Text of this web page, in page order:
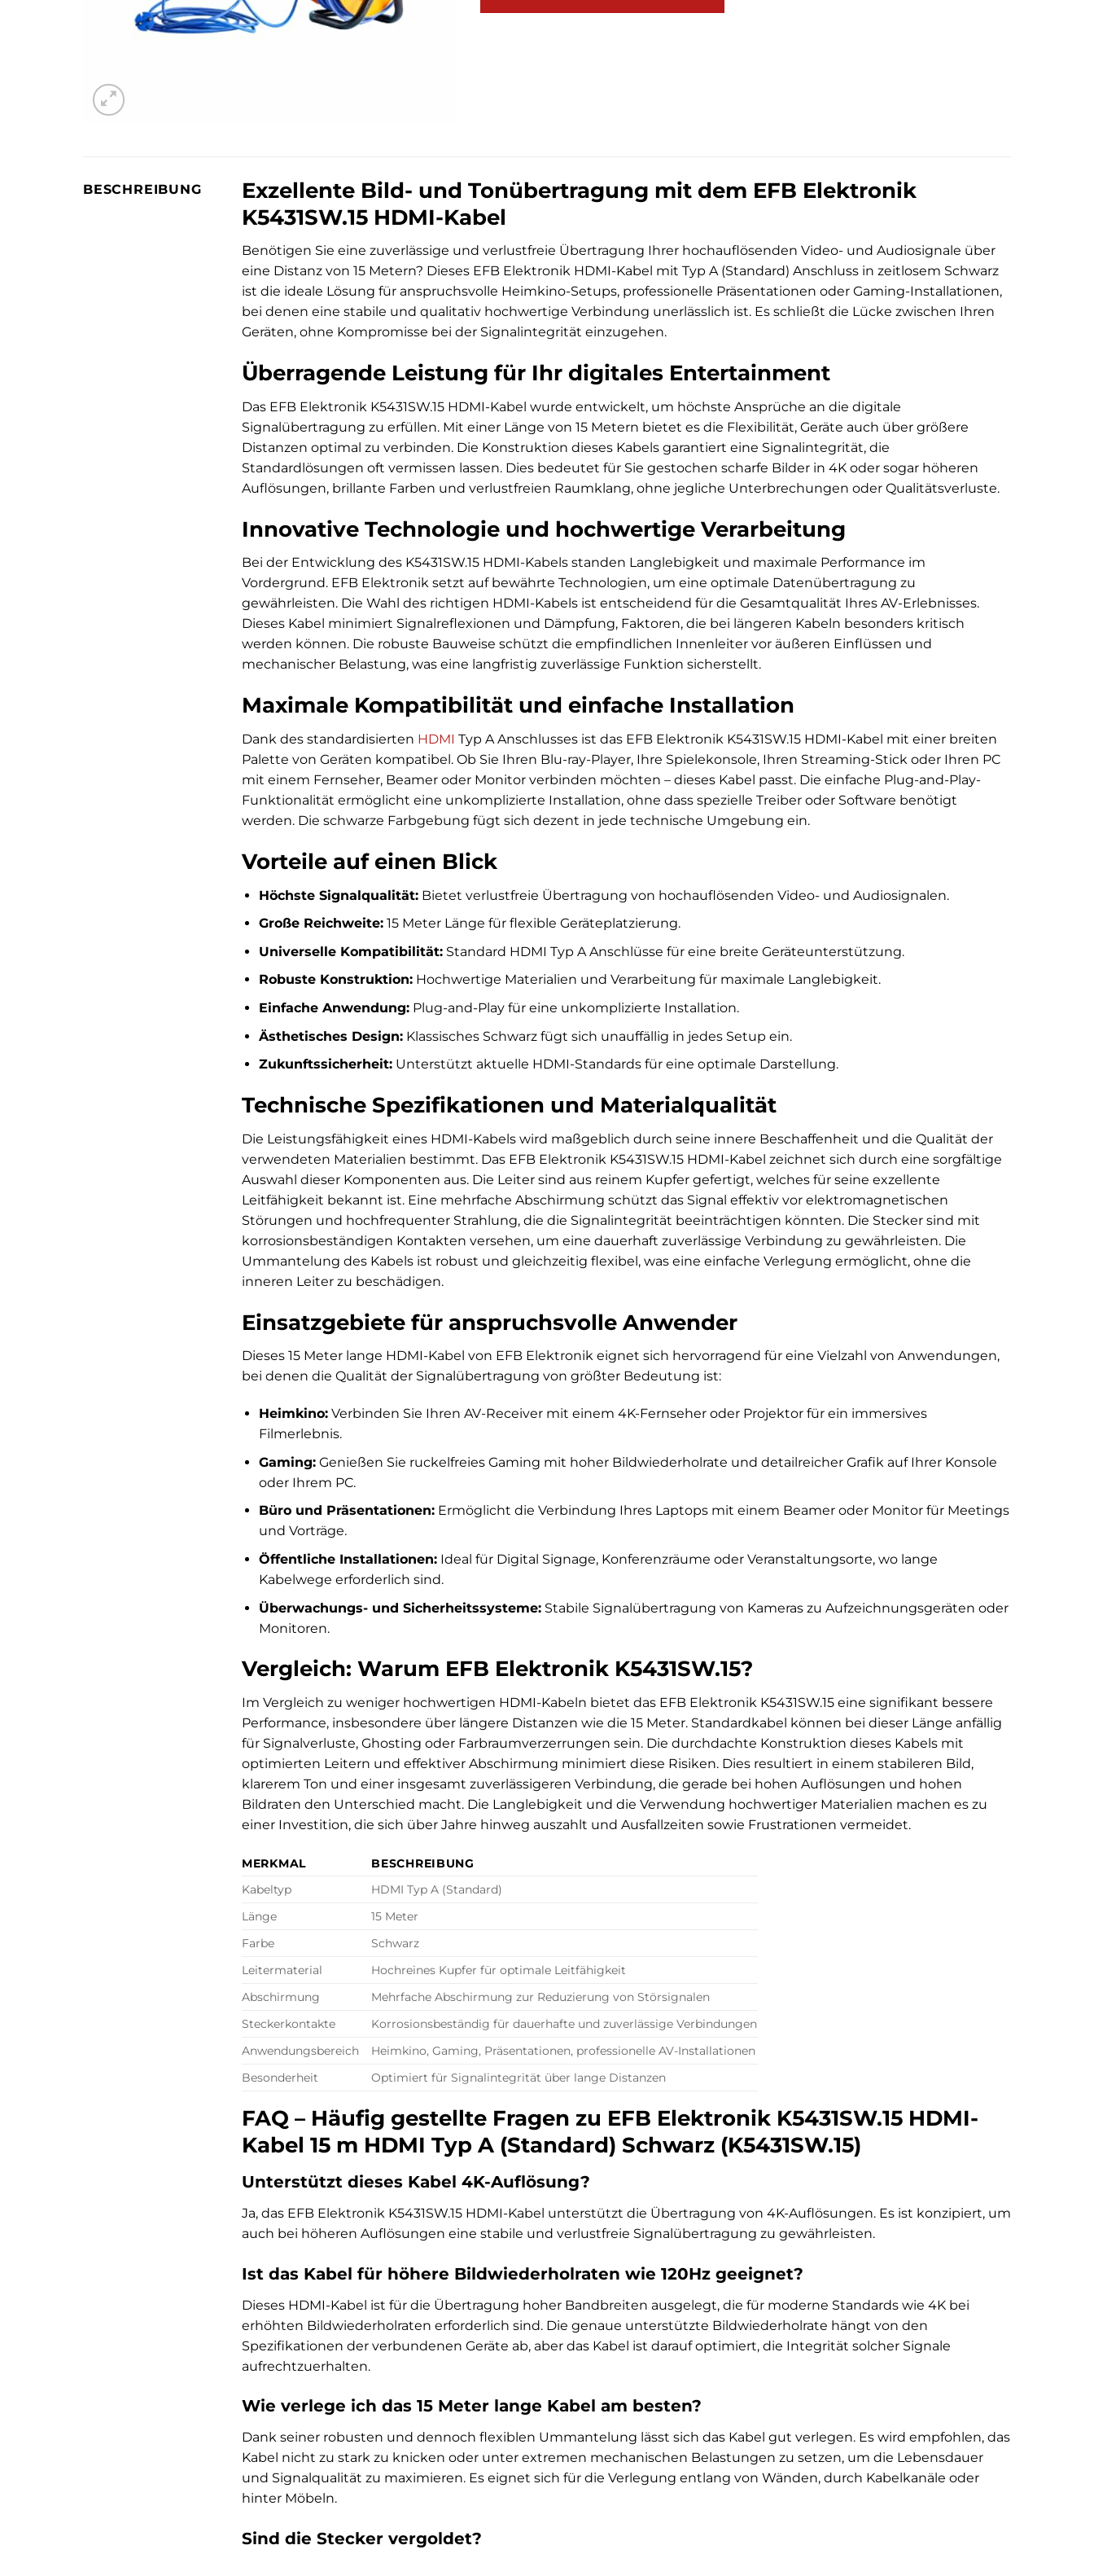
BESCHREIBUNG
Exzellente Bild- und Tonübertragung mit dem EFB Elektronik
K5431SW.15 HDMI-Kabel
Benötigen Sie eine zuverlässige und verlustfreie Übertragung Ihrer hochauflösenden Video- und Audiosignale über
eine Distanz von 15 Metern? Dieses EFB Elektronik HDMI-Kabel mit Typ A (Standard) Anschluss in zeitlosem Schwarz
ist die ideale Lösung für anspruchsvolle Heimkino-Setups, professionelle Präsentationen oder Gaming-Installationen,
bei denen eine stabile und qualitativ hochwertige Verbindung unerlässlich ist. Es schließt die Lücke zwischen Ihren
Geräten, ohne Kompromisse bei der Signalintegrität einzugehen.
Überragende Leistung für Ihr digitales Entertainment
Das EFB Elektronik K5431SW.15 HDMI-Kabel wurde entwickelt, um höchste Ansprüche an die digitale
Signalübertragung zu erfüllen. Mit einer Länge von 15 Metern bietet es die Flexibilität, Geräte auch über größere
Distanzen optimal zu verbinden. Die Konstruktion dieses Kabels garantiert eine Signalintegrität, die
Standardlösungen oft vermissen lassen. Dies bedeutet für Sie gestochen scharfe Bilder in 4K oder sogar höheren
Auflösungen, brillante Farben und verlustfreien Raumklang, ohne jegliche Unterbrechungen oder Qualitätsverluste.
Innovative Technologie und hochwertige Verarbeitung
Bei der Entwicklung des K5431SW.15 HDMI-Kabels standen Langlebigkeit und maximale Performance im
Vordergrund. EFB Elektronik setzt auf bewährte Technologien, um eine optimale Datenübertragung zu
gewährleisten. Die Wahl des richtigen HDMI-Kabels ist entscheidend für die Gesamtqualität Ihres AV-Erlebnisses.
Dieses Kabel minimiert Signalreflexionen und Dämpfung, Faktoren, die bei längeren Kabeln besonders kritisch
werden können. Die robuste Bauweise schützt die empfindlichen Innenleiter vor äußeren Einflüssen und
mechanischer Belastung, was eine langfristig zuverlässige Funktion sicherstellt.
Maximale Kompatibilität und einfache Installation
Dank des standardisierten HDMI Typ A Anschlusses ist das EFB Elektronik K5431SW.15 HDMI-Kabel mit einer breiten
Palette von Geräten kompatibel. Ob Sie Ihren Blu-ray-Player, Ihre Spielekonsole, Ihren Streaming-Stick oder Ihren PC
mit einem Fernseher, Beamer oder Monitor verbinden möchten – dieses Kabel passt. Die einfache Plug-and-Play-
Funktionalität ermöglicht eine unkomplizierte Installation, ohne dass spezielle Treiber oder Software benötigt
werden. Die schwarze Farbgebung fügt sich dezent in jede technische Umgebung ein.
Vorteile auf einen Blick
Höchste Signalqualität:Bietet verlustfreie Übertragung von hochauflösenden Video- und Audiosignalen.
Große Reichweite:15 Meter Länge für flexible Geräteplatzierung.
Universelle Kompatibilität:Standard HDMI Typ A Anschlüsse für eine breite Geräteunterstützung.
Robuste Konstruktion:Hochwertige Materialien und Verarbeitung für maximale Langlebigkeit.
Einfache Anwendung:Plug-and-Play für eine unkomplizierte Installation.
Ästhetisches Design:Klassisches Schwarz fügt sich unauffällig in jedes Setup ein.
Zukunftssicherheit:Unterstützt aktuelle HDMI-Standards für eine optimale Darstellung.
Technische Spezifikationen und Materialqualität
Die Leistungsfähigkeit eines HDMI-Kabels wird maßgeblich durch seine innere Beschaffenheit und die Qualität der
verwendeten Materialien bestimmt. Das EFB Elektronik K5431SW.15 HDMI-Kabel zeichnet sich durch eine sorgfältige
Auswahl dieser Komponenten aus. Die Leiter sind aus reinem Kupfer gefertigt, welches für seine exzellente
Leitfähigkeit bekannt ist. Eine mehrfache Abschirmung schützt das Signal effektiv vor elektromagnetischen
Störungen und hochfrequenter Strahlung, die die Signalintegrität beeinträchtigen könnten. Die Stecker sind mit
korrosionsbeständigen Kontakten versehen, um eine dauerhaft zuverlässige Verbindung zu gewährleisten. Die
Ummantelung des Kabels ist robust und gleichzeitig flexibel, was eine einfache Verlegung ermöglicht, ohne die
inneren Leiter zu beschädigen.
Einsatzgebiete für anspruchsvolle Anwender
Dieses 15 Meter lange HDMI-Kabel von EFB Elektronik eignet sich hervorragend für eine Vielzahl von Anwendungen,
bei denen die Qualität der Signalübertragung von größter Bedeutung ist:
Heimkino:Verbinden Sie Ihren AV-Receiver mit einem 4K-Fernseher oder Projektor für ein immersives
Filmerlebnis.
Gaming:Genießen Sie ruckelfreies Gaming mit hoher Bildwiederholrate und detailreicher Grafik auf Ihrer Konsole
oder Ihrem PC.
Büro und Präsentationen:Ermöglicht die Verbindung Ihres Laptops mit einem Beamer oder Monitor für Meetings
und Vorträge.
Öffentliche Installationen:Ideal für Digital Signage, Konferenzräume oder Veranstaltungsorte, wo lange
Kabelwege erforderlich sind.
Überwachungs- und Sicherheitssysteme:Stabile Signalübertragung von Kameras zu Aufzeichnungsgeräten oder
Monitoren.
Vergleich: Warum EFB Elektronik K5431SW.15?
Im Vergleich zu weniger hochwertigen HDMI-Kabeln bietet das EFB Elektronik K5431SW.15 eine signifikant bessere
Performance, insbesondere über längere Distanzen wie die 15 Meter. Standardkabel können bei dieser Länge anfällig
für Signalverluste, Ghosting oder Farbraumverzerrungen sein. Die durchdachte Konstruktion dieses Kabels mit
optimierten Leitern und effektiver Abschirmung minimiert diese Risiken. Dies resultiert in einem stabileren Bild,
klarerem Ton und einer insgesamt zuverlässigeren Verbindung, die gerade bei hohen Auflösungen und hohen
Bildraten den Unterschied macht. Die Langlebigkeit und die Verwendung hochwertiger Materialien machen es zu
einer Investition, die sich über Jahre hinweg auszahlt und Ausfallzeiten sowie Frustrationen vermeidet.
MERKMAL
BESCHREIBUNG
Kabeltyp
HDMI Typ A (Standard)
Länge
15 Meter
Farbe
Schwarz
Leitermaterial
Hochreines Kupfer für optimale Leitfähigkeit
Abschirmung
Mehrfache Abschirmung zur Reduzierung von Störsignalen
Steckerkontakte
Korrosionsbeständig für dauerhafte und zuverlässige Verbindungen
Anwendungsbereich
Heimkino, Gaming, Präsentationen, professionelle AV-Installationen
Besonderheit
Optimiert für Signalintegrität über lange Distanzen
FAQ – Häufig gestellte Fragen zu EFB Elektronik K5431SW.15 HDMI-
Kabel 15 m HDMI Typ A (Standard) Schwarz (K5431SW.15)
Unterstützt dieses Kabel 4K-Auflösung?
Ja, das EFB Elektronik K5431SW.15 HDMI-Kabel unterstützt die Übertragung von 4K-Auflösungen. Es ist konzipiert, um
auch bei höheren Auflösungen eine stabile und verlustfreie Signalübertragung zu gewährleisten.
Ist das Kabel für höhere Bildwiederholraten wie 120Hz geeignet?
Dieses HDMI-Kabel ist für die Übertragung hoher Bandbreiten ausgelegt, die für moderne Standards wie 4K bei
erhöhten Bildwiederholraten erforderlich sind. Die genaue unterstützte Bildwiederholrate hängt von den
Spezifikationen der verbundenen Geräte ab, aber das Kabel ist darauf optimiert, die Integrität solcher Signale
aufrechtzuerhalten.
Wie verlege ich das 15 Meter lange Kabel am besten?
Dank seiner robusten und dennoch flexiblen Ummantelung lässt sich das Kabel gut verlegen. Es wird empfohlen, das
Kabel nicht zu stark zu knicken oder unter extremen mechanischen Belastungen zu setzen, um die Lebensdauer
und Signalqualität zu maximieren. Es eignet sich für die Verlegung entlang von Wänden, durch Kabelkanäle oder
hinter Möbeln.
Sind die Stecker vergoldet?